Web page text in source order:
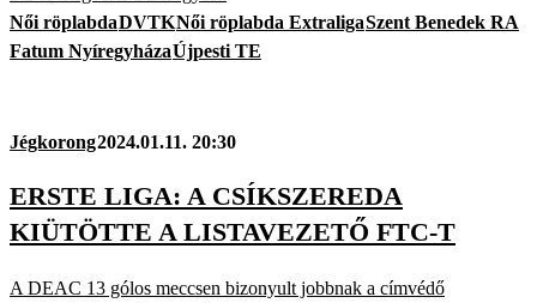
Női röplabdaDVTKNői röplabda ExtraligaSzent Benedek RA
Fatum NyíregyházaÚjpesti TE
Jégkorong2024.01.11. 20:30
ERSTE LIGA: A CSÍKSZEREDA
KIÜTÖTTE A LISTAVEZETŐ FTC-T
A DEAC 13 gólos meccsen bizonyult jobbnak a címvédő